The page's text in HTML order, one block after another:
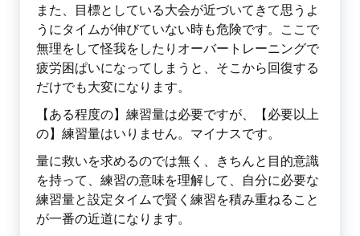
また、目標としている大会が近づいてきて思うよ
うにタイムが伸びていない時も危険です。ここで
無理をして怪我をしたりオーバートレーニングで
疲労困ぱいになってしまうと、そこから回復する
だけでも大変になります。
【ある程度の】練習量は必要ですが、【必要以上
の】練習量はいりません。マイナスです。
量に救いを求めるのでは無く、きちんと目的意識
を持って、練習の意味を理解して、自分に必要な
練習量と設定タイムで賢く練習を積み重ねること
が一番の近道になります。